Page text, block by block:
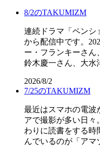
8/2のTAKUMIZM
連続ドラマ「ペンシ
から配信中です。
ー・フランキーさん
鈴木慶一さん、大
2026/8/2
7/25のTAKUMIZM
最近はスマホの電波
アで撮影が多い日々
わりに読書をする時
んでいるのが「ア